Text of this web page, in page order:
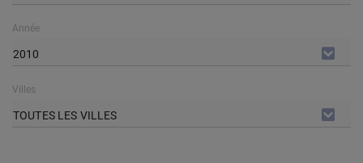
Année
2010
Villes
TOUTES LES VILLES